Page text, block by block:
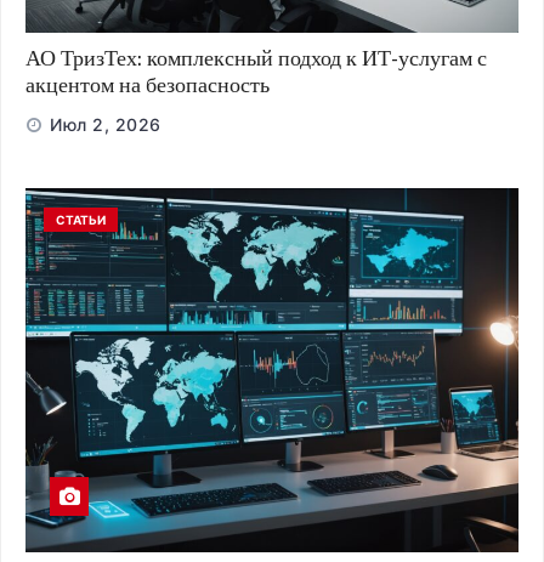
АО ТризТех: комплексный подход к ИТ-услугам с
акцентом на безопасность
Июл 2, 2026
СТАТЬИ